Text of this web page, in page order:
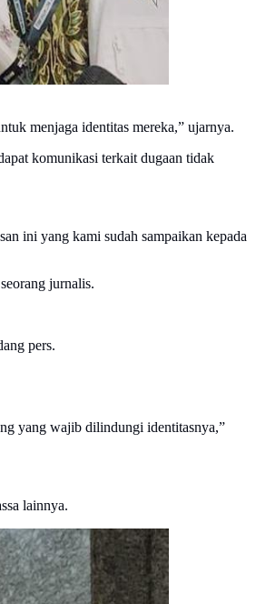
menjaga identitas mereka,” ujarnya.
komunikasi terkait dugaan tidak
ini yang kami sudah sampaikan kepada
jurnalis.
pers.
yang wajib dilindungi identitasnya,”
lainnya.